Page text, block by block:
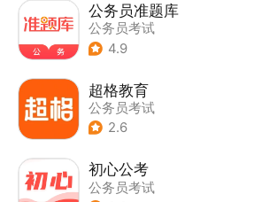
公务员准题库
公务员考试
4.9
超格教育
公务员考试
2.6
初心公考
公务员考试